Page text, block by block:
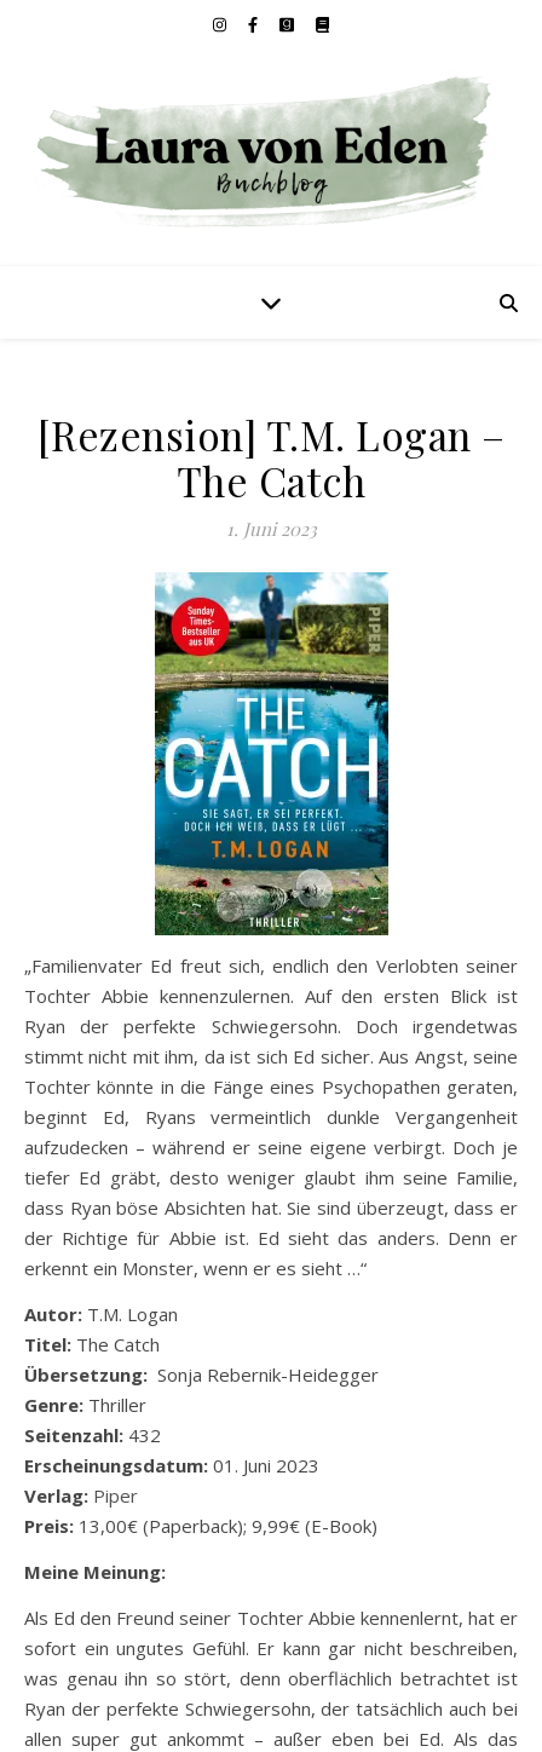
[Rezension] T.M. Logan –
The Catch
1. Juni 2023
„Familienvater Ed freut sich, endlich den Verlobten seiner
Tochter Abbie kennenzulernen. Auf den ersten Blick ist
Ryan der perfekte Schwiegersohn. Doch irgendetwas
stimmt nicht mit ihm, da ist sich Ed sicher. Aus Angst, seine
Tochter könnte in die Fänge eines Psychopathen geraten,
beginnt Ed, Ryans vermeintlich dunkle Vergangenheit
aufzudecken – während er seine eigene verbirgt. Doch je
tiefer Ed gräbt, desto weniger glaubt ihm seine Familie,
dass Ryan böse Absichten hat. Sie sind überzeugt, dass er
der Richtige für Abbie ist. Ed sieht das anders. Denn er
erkennt ein Monster, wenn er es sieht …“
Autor: T.M. Logan
Titel: The Catch
Übersetzung: Sonja Rebernik-Heidegger
Genre: Thriller
Seitenzahl: 432
Erscheinungsdatum: 01. Juni 2023
Verlag: Piper
Preis: 13,00€ (Paperback); 9,99€ (E-Book)
Meine Meinung:
Als Ed den Freund seiner Tochter Abbie kennenlernt, hat er
sofort ein ungutes Gefühl. Er kann gar nicht beschreiben,
was genau ihn so stört, denn oberflächlich betrachtet ist
Ryan der perfekte Schwiegersohn, der tatsächlich auch bei
allen super gut ankommt – außer eben bei Ed. Als das